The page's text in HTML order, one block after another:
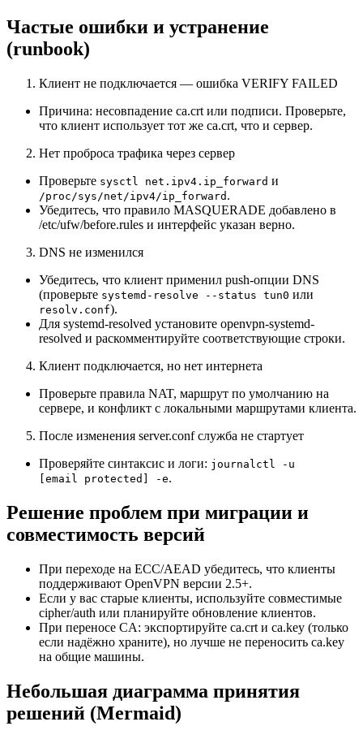
Частые ошибки и устранение
(runbook)
Клиент не подключается — ошибка VERIFY FAILED
Причина: несовпадение ca.crt или подписи. Проверьте,
что клиент использует тот же ca.crt, что и сервер.
Нет проброса трафика через сервер
Проверьте sysctl net.ipv4.ip_forward и
/proc/sys/net/ipv4/ip_forward .
Убедитесь, что правило MASQUERADE добавлено в
/etc/ufw/before.rules и интерфейс указан верно.
DNS не изменился
Убедитесь, что клиент применил push-опции DNS
(проверьте systemd-resolve --status tun0 или
resolv.conf).
Для systemd-resolved установите openvpn-systemd-
resolved и раскомментируйте соответствующие строки.
Клиент подключается, но нет интернета
Проверьте правила NAT, маршрут по умолчанию на
сервере, и конфликт с локальными маршрутами клиента.
После изменения server.conf служба не стартует
Проверяйте синтаксис и логи: journalctl -u
[email protected] -e.
Решение проблем при миграции и
совместимость версий
При переходе на ECC/AEAD убедитесь, что клиенты
поддерживают OpenVPN версии 2.5+.
Если у вас старые клиенты, используйте совместимые
cipher/auth или планируйте обновление клиентов.
При переносе CA: экспортируйте ca.crt и ca.key (только
если надёжно храните), но лучше не переносить ca.key
на общие машины.
Небольшая диаграмма принятия
решений (Mermaid)